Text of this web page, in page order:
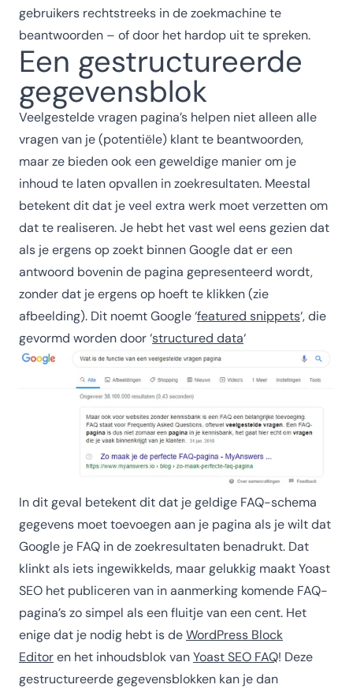
gebruikers rechtstreeks in de zoekmachine te
beantwoorden – of door het hardop uit te spreken.
Een gestructureerde
gegevensblok
Veelgestelde vragen pagina’s helpen niet alleen alle
vragen van je (potentiële) klant te beantwoorden,
maar ze bieden ook een geweldige manier om je
inhoud te laten opvallen in zoekresultaten. Meestal
betekent dit dat je veel extra werk moet verzetten om
dat te realiseren. Je hebt het vast wel eens gezien dat
als je ergens op zoekt binnen Google dat er een
antwoord bovenin de pagina gepresenteerd wordt,
zonder dat je ergens op hoeft te klikken (zie
afbeelding). Dit noemt Google ‘featured snippets‘, die
gevormd worden door ‘structured data‘
In dit geval betekent dit dat je geldige FAQ-schema
gegevens moet toevoegen aan je pagina als je wilt dat
Google je FAQ in de zoekresultaten benadrukt. Dat
klinkt als iets ingewikkelds, maar gelukkig maakt Yoast
SEO het publiceren van in aanmerking komende FAQ-
pagina’s zo simpel als een fluitje van een cent. Het
enige dat je nodig hebt is deWordPress Block
Editoren het inhoudsblok vanYoast SEO FAQ! Deze
gestructureerde gegevensblokken kan je dan